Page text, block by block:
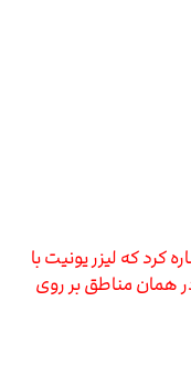
کرد که لیزر یونیت با
همان مناطق بر روی